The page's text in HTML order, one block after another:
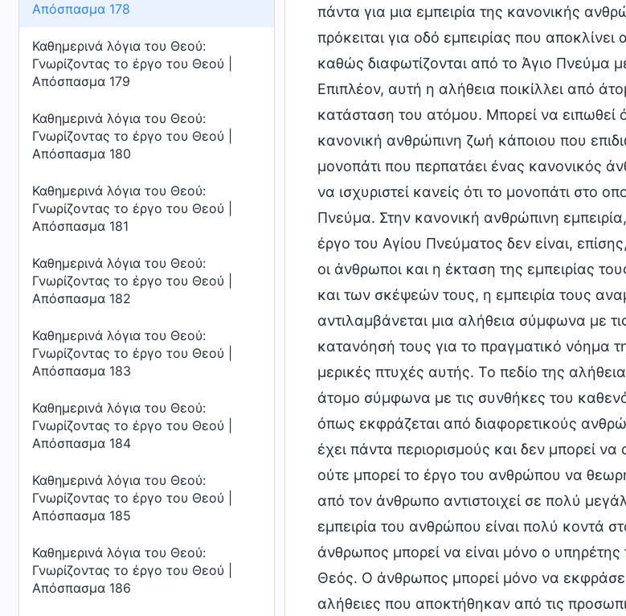
Απόσπασμα 178
Καθημερινά λόγια του Θεού:
Γνωρίζοντας το έργο του Θεού |
Απόσπασμα 179
Καθημερινά λόγια του Θεού:
Γνωρίζοντας το έργο του Θεού |
Απόσπασμα 180
Καθημερινά λόγια του Θεού:
Γνωρίζοντας το έργο του Θεού |
Απόσπασμα 181
Καθημερινά λόγια του Θεού:
Γνωρίζοντας το έργο του Θεού |
Απόσπασμα 182
Καθημερινά λόγια του Θεού:
Γνωρίζοντας το έργο του Θεού |
Απόσπασμα 183
Καθημερινά λόγια του Θεού:
Γνωρίζοντας το έργο του Θεού |
Απόσπασμα 184
Καθημερινά λόγια του Θεού:
Γνωρίζοντας το έργο του Θεού |
Απόσπασμα 185
Καθημερινά λόγια του Θεού:
Γνωρίζοντας το έργο του Θεού |
Απόσπασμα 186
πάντα για μια εμπειρία της κανονικής
πρόκειται για οδό εμπειρίας που
καθώς διαφωτίζονται από το Άγιο Πνεύμα
Επιπλέον, αυτή η αλήθεια ποικίλλει από
κατάσταση του ατόμου. Μπορεί να ειπωθεί
κανονική ανθρώπινη ζωή κάποιου που
μονοπάτι που περπατάει ένας κανονικός
να ισχυριστεί κανείς ότι το μονοπάτι στο
Πνεύμα. Στην κανονική ανθρώπινη
έργο του Αγίου Πνεύματος δεν είναι,
οι άνθρωποι και η έκταση της εμπειρίας
και των σκέψεών τους, η εμπειρία τους
αντιλαμβάνεται μια αλήθεια σύμφωνα με
κατανόησή τους για το πραγματικό νόημα
μερικές πτυχές αυτής. Το πεδίο της
άτομο σύμφωνα με τις συνθήκες του
όπως εκφράζεται από διαφορετικούς
έχει πάντα περιορισμούς και δεν μπορεί
ούτε μπορεί το έργο του ανθρώπου να
από τον άνθρωπο αντιστοιχεί σε πολύ
εμπειρία του ανθρώπου είναι πολύ κοντά
άνθρωπος μπορεί να είναι μόνο ο
Θεός. Ο άνθρωπος μπορεί μόνο να
αλήθειες που αποκτήθηκαν από τις